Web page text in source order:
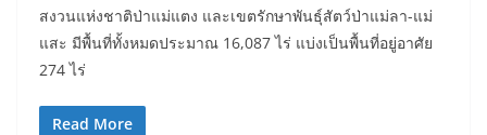
สงวนแห่งชาติป่าแม่แตง และเขตรักษาพันธุ์สัตว์ป่าแม่ลา-แม่
แสะ มีพื้นที่ทั้งหมดประมาณ 16,087 ไร่ แบ่งเป็นพื้นที่อยู่อาศัย
274 ไร่
Read More